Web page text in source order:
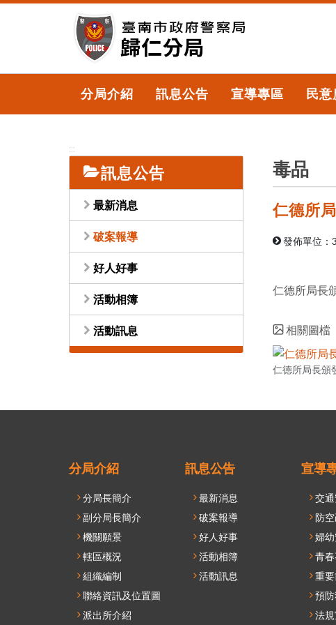
跳
內
分局介紹 訊息公告 宣導專區 民
:::
訊息公告
最新消息
破案報導
好人好事
活動相簿
活動訊息
毒品
仁德所
發佈單位：
仁德所局長
相關圖檔
仁德所局長頒
分局介紹
分局長簡介
副分局長簡介
機關願景
轄區概況
組織編制
聯絡資訊及位置圖
派出所介紹
訊息公告
最新消息
破案報導
好人好事
活動相簿
活動訊息
宣導
交
防
婦
青
重
預
法